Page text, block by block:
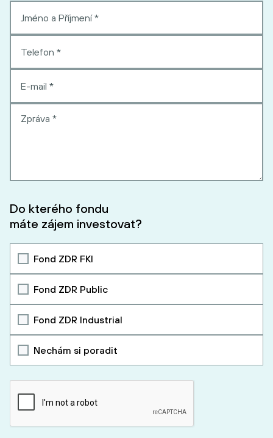
Do kterého fondu
máte zájem investovat?
Fond ZDR FKI
Fond ZDR Public
Fond ZDR Industrial
Nechám si poradit